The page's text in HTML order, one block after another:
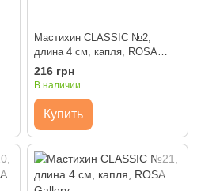
Мастихин CLASSIC №2,
длина 4 см, капля, ROSA
Gallery
216 грн
В наличии
Купить